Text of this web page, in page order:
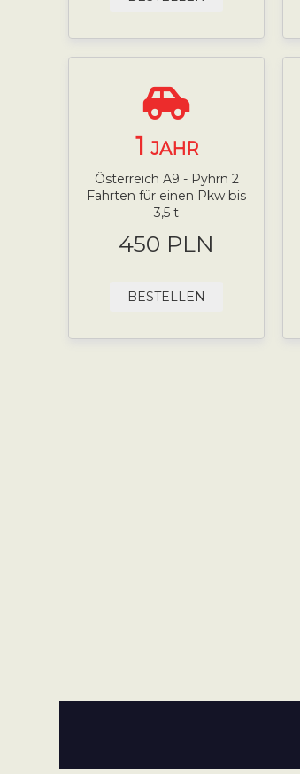
1 JAHR
Österreich A9 - Pyhrn 2
Fahrten für einen Pkw bis
3,5 t
450 PLN
BESTELLEN